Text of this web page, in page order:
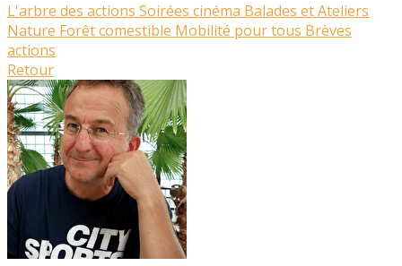
L'arbre des actions Soirées cinéma Balades et Ateliers
Nature Forêt comestible Mobilité pour tous Brèves
actions
Retour